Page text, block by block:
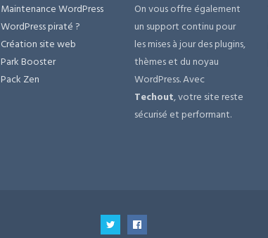
Maintenance WordPress
WordPress piraté ?
Création site web
Park Booster
Pack Zen
On vous offre également
un support continu pour
les mises à jour des plugins,
thèmes et du noyau
WordPress. Avec
Techout, votre site reste
sécurisé et performant.